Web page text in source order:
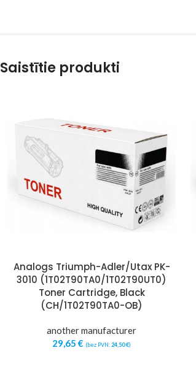
Saistītie produkti
Analogs Triumph-Adler/Utax PK-
3010 (1T02T90TA0/1T02T90UT0)
Toner Cartridge, Black
(CH/1T02T90TA0-OB)
another manufacturer
29,65 € (bez PVN:24,50€)